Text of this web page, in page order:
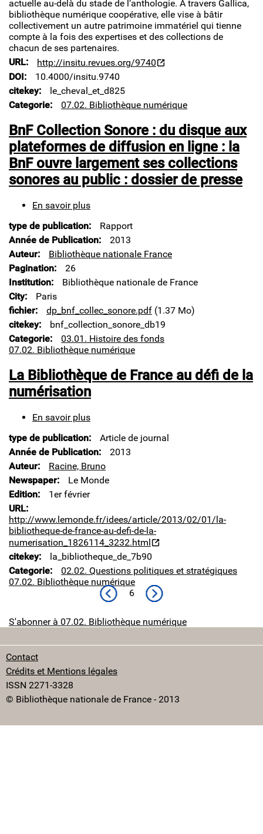
actuelle au-delà du stade de l’anthologie. À travers Gallica,
bibliothèque numérique coopérative, elle vise à bâtir
collectivement un autre patrimoine immatériel qui tienne
compte à la fois des expertises et des collections de
chacun de ses partenaires.
URL
http://insitu.revues.org/9740
DOI
10.4000/insitu.9740
citekey
le_cheval_et_d825
Categorie
07.02. Bibliothèque numérique
BnF Collection Sonore : du disque aux
plateformes de diffusion en ligne : la
BnF ouvre largement ses collections
sonores au public : dossier de presse
En savoir plus
Collection
Sonore
:
du
aux
de
diffusion
en
ligne
:
BnF
ouvre
largement
au
public
:
dossier
de
type de publication
Rapport
Année de Publication
2013
Auteur
Bibliothèque nationale France
Pagination
26
Institution
Bibliothèque nationale de France
City
Paris
fichier
dp_bnf_collec_sonore.pdf (1.37 Mo)
citekey
bnf_collection_sonore_db19
Categorie
03.01. Histoire des fonds
07.02. Bibliothèque numérique
La Bibliothèque de France au défi de la
numérisation
En savoir plus
Bibliothèque
de
au
défi
numérisation
type de publication
Article de journal
Année de Publication
2013
Auteur
Racine, Bruno
Newspaper
Le Monde
Edition
1er février
URL
http://www.lemonde.fr/idees/article/2013/02/01/la-
bibliotheque-de-france-au-defi-de-la-
numerisation_1826114_3232.html
citekey
la_bibliotheque_de_7b90
Categorie
02.02. Questions politiques et stratégiques
07.02. Bibliothèque numérique
Page précédente
6 Page suivante
S'abonner à 07.02. Bibliothèque numérique
Contact
Crédits et Mentions légales
ISSN 2271-3328
© Bibliothèque nationale de France - 2013